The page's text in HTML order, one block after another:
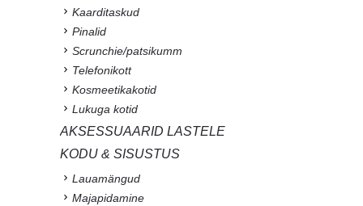
Kaarditaskud
Pinalid
Scrunchie/patsikumm
Telefonikott
Kosmeetikakotid
Lukuga kotid
AKSESSUAARID LASTELE
KODU & SISUSTUS
Lauamängud
Majapidamine